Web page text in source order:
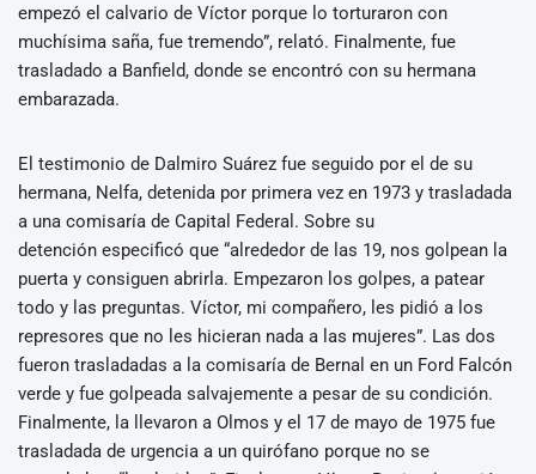
empezó el calvario de Víctor porque lo torturaron con
muchísima saña, fue tremendo”, relató. Finalmente, fue
trasladado a Banfield, donde se encontró con su hermana
embarazada.
El testimonio de Dalmiro Suárez fue seguido por el de su
hermana, Nelfa, detenida por primera vez en 1973 y trasladada
a una comisaría de Capital Federal. Sobre su
detención especificó que “alrededor de las 19, nos golpean la
puerta y consiguen abrirla. Empezaron los golpes, a patear
todo y las preguntas. Víctor, mi compañero, les pidió a los
represores que no les hicieran nada a las mujeres”. Las dos
fueron trasladadas a la comisaría de Bernal en un Ford Falcón
verde y fue golpeada salvajemente a pesar de su condición.
Finalmente, la llevaron a Olmos y el 17 de mayo de 1975 fue
trasladada de urgencia a un quirófano porque no se